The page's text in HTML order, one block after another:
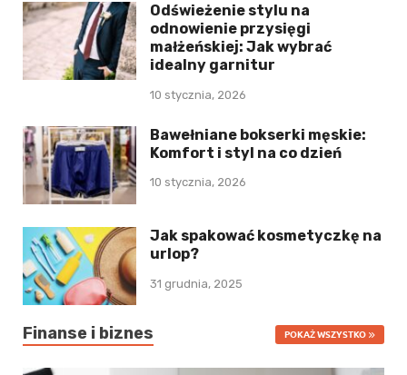
Odświeżenie stylu na
odnowienie przysięgi
małżeńskiej: Jak wybrać
idealny garnitur
10 stycznia, 2026
Bawełniane bokserki męskie:
Komfort i styl na co dzień
10 stycznia, 2026
Jak spakować kosmetyczkę na
urlop?
31 grudnia, 2025
Finanse i biznes POKAŻ WSZYSTKO